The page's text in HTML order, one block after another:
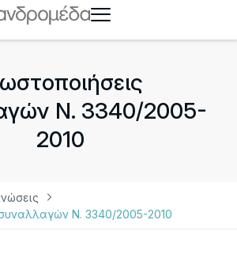
Ν. 3340/2005-
2010
Ν. 3340/2005-2010